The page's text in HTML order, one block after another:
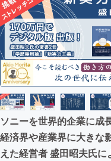
テクノロジー
映像・映画
ビジネス・起
まちづくり・
CAMPFIRE for
ソニーを世界的企業に成
経済界や産業界に大きな
えた経営者 盛田昭夫氏に